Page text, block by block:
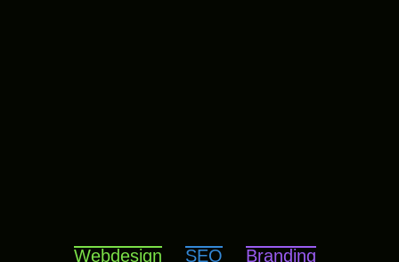
Webdesign SEO
Branding